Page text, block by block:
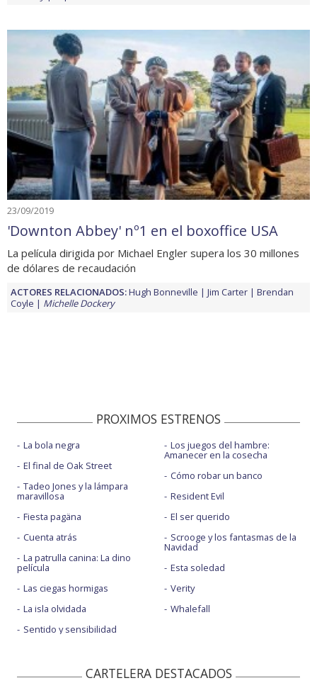
23/09/2019
'Downton Abbey' nº1 en el boxoffice USA
La película dirigida por Michael Engler supera los 30 millones
de dólares de recaudación
ACTORES RELACIONADOS:Hugh Bonneville Jim Carter
Brendan
Coyle
Michelle Dockery
PROXIMOS ESTRENOS
La bola negra
El final de Oak Street
Tadeo Jones y la lámpara
maravillosa
Fiesta pagäna
Cuenta atrás
La patrulla canina: La dino
película
Las ciegas hormigas
La isla olvidada
Sentido y sensibilidad
Los juegos del hambre:
Amanecer en la cosecha
Cómo robar un banco
Resident Evil
El ser querido
Scrooge y los fantasmas de la
Navidad
Esta soledad
Verity
Whalefall
CARTELERA DESTACADOS